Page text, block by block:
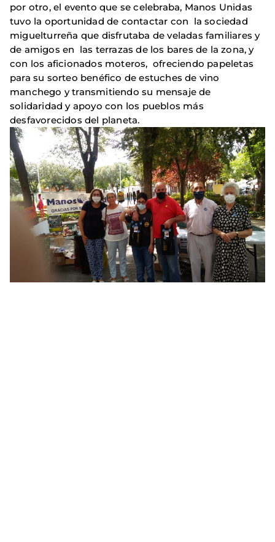
por otro, el evento que se celebraba, Manos Unidas
tuvo la oportunidad de contactar con la sociedad
miguelturreña que disfrutaba de veladas familiares y
de amigos en las terrazas de los bares de la zona, y
con los aficionados moteros, ofreciendo papeletas
para su sorteo benéfico de estuches de vino
manchego y transmitiendo su mensaje de
solidaridad y apoyo con los pueblos más
desfavorecidos del planeta.